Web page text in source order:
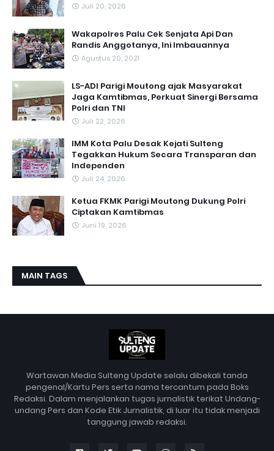
Juli 20, 2026
Wakapolres Palu Cek Senjata Api Dan
Randis Anggotanya, Ini Imbauannya
Agustus 20, 2021
LS-ADI Parigi Moutong ajak Masyarakat
Jaga Kamtibmas, Perkuat Sinergi Bersama
Polri dan TNI
Juli 22, 2026
IMM Kota Palu Desak Kejati Sulteng
Tegakkan Hukum Secara Transparan dan
Independen
Juli 24, 2026
Ketua FKMK Parigi Moutong Dukung Polri
Ciptakan Kamtibmas
Juni 19, 2026
MAIN TAGS
Wartawan Media Sulteng Update selalu dibekali tanda
pengenal/Kartu Pers serta nama tercantum pada Boks
Redaksi. Dalam menjalankan tugas jurnalistik terikat Undang-
undang Pers dan Kode Etik Jurnalistik, di luar itu tidak menjadi
tanggung jawab redaksi.